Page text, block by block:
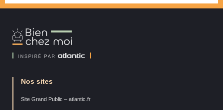
Bien
Chez
Nos sites
Site Grand Public – atlantic.fr